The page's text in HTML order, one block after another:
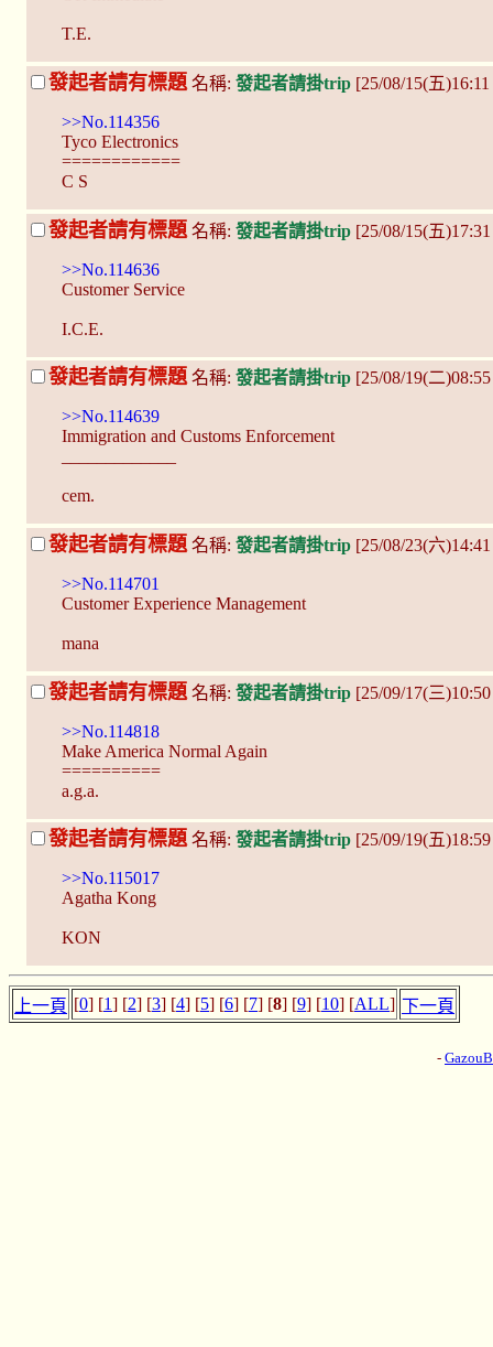
T.E.
發起者請有標題 名稱: 發起者請掛trip [25/08/15(五
>>No.114356
Tyco Electronics
============
C S
發起者請有標題 名稱: 發起者請掛trip [25/08/15(五
>>No.114636
Customer Service
I.C.E.
發起者請有標題名稱: 發起者請掛trip [25/08/19(二
>>No.114639
Immigration and Customs Enforcement
cem.
發起者請有標題 名稱: 發起者請掛trip [25/08/23(六
>>No.114701
Customer Experience Management
mana
發起者請有標題 名稱: 發起者請掛trip [25/09/17(三
>>No.114818
Make America Normal Again
==========
a.g.a.
發起者請有標題名稱: 發起者請掛trip [25/09/19(五
>>No.115017
Agatha Kong
KON
上一頁 [0] [1] [2] [3] [4] [5] [6] [7] [8] [9] [10] [ALL] 下一頁
-